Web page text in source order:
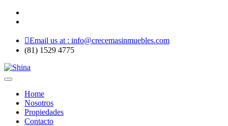
Email us at : info@crecemasinmuebles.com
(81) 1529 4775
Home
Nosotros
Propiedades
Contacto